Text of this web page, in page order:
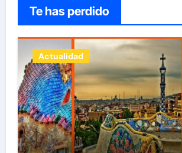
Te has perdido
Actualidad